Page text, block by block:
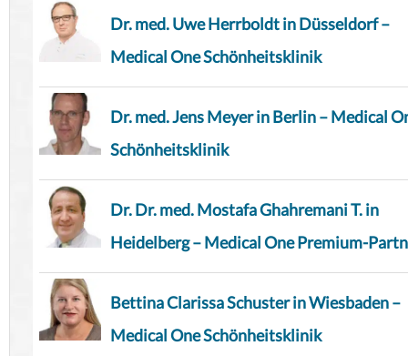
Dr. med. Uwe Herrboldt in Düsseldorf –
Medical One Schönheitsklinik
Dr. med. Jens Meyer in Berlin – Medical
Schönheitsklinik
Dr. Dr. med. Mostafa Ghahremani T. in
Heidelberg – Medical One Premium-
Bettina Clarissa Schuster in Wiesbaden –
Medical One Schönheitsklinik